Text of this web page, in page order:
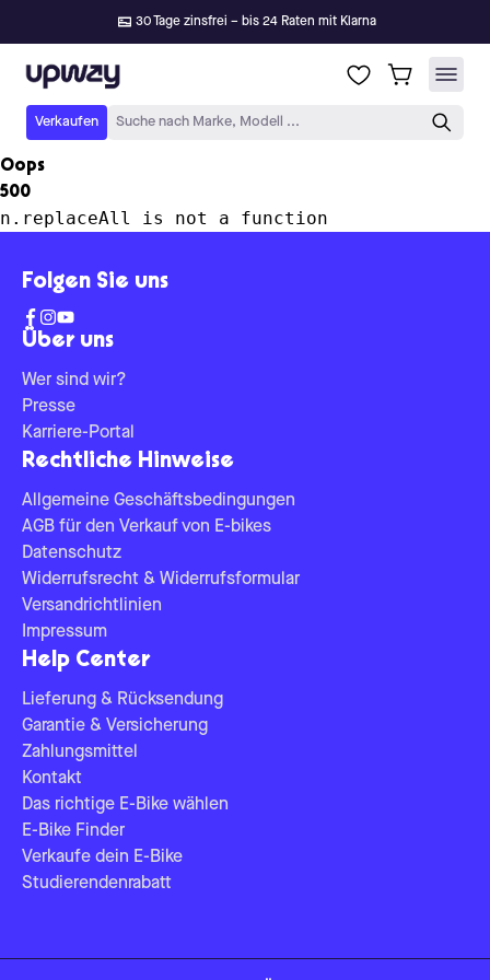
30 Tage zinsfrei – bis 24 Raten mit Klarna
Upway
Verkaufen Suche nach Marke, Modell ...
Oops
500
n.replaceAll is not a function
Über uns
Wer sind wir?
Presse
Karriere-Portal
Rechtliche Hinweise
Allgemeine Geschäftsbedingungen
AGB für den Verkauf von E-bikes
Datenschutz
Widerrufsrecht & Widerrufsformular
Versandrichtlinien
Impressum
Help Center
Lieferung & Rücksendung
Garantie & Versicherung
Zahlungsmittel
Kontakt
Das richtige E-Bike wählen
E-Bike Finder
Verkaufe dein E-Bike
Studierendenrabatt
Folgen Sie uns